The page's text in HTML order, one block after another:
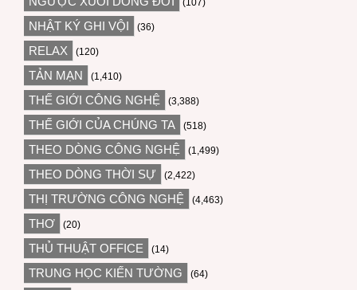
(107)
NHẬT KÝ GHI VỘI (36)
RELAX (120)
TẢN MẠN (1,410)
THẾ GIỚI CÔNG NGHỆ (3,388)
THẾ GIỚI CỦA CHÚNG TA (518)
THEO DÒNG CÔNG NGHỆ (1,499)
THEO DÒNG THỜI SỰ (2,422)
THỊ TRƯỜNG CÔNG NGHỆ (4,463)
THƠ (20)
THỦ THUẬT OFFICE (14)
TRUNG HỌC KIẾN TƯỜNG (64)